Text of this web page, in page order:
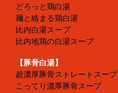
どろっと鶏白湯
麺と絡まる鶏白湯
比内白湯スープ
比内地鶏の白湯スープ
【豚骨白湯】
超濃厚豚骨ストレートスープ
こってり濃厚豚骨スープ